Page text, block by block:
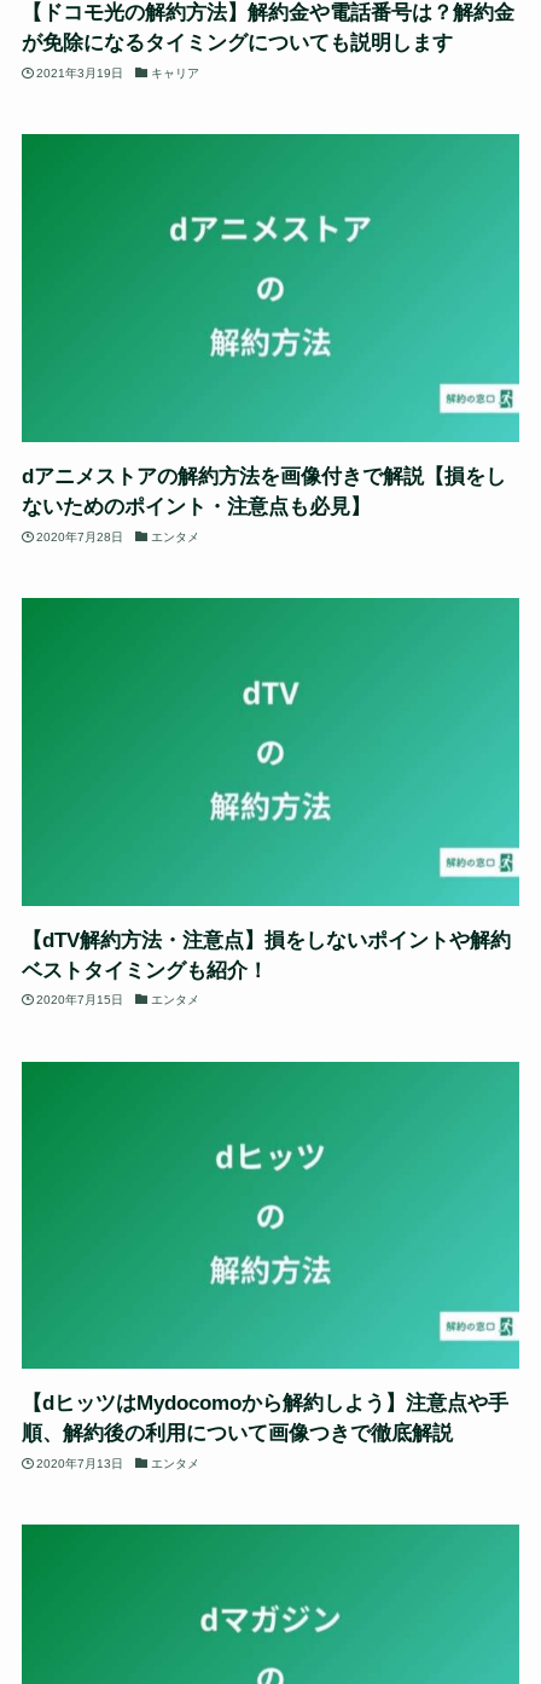
【ドコモ光の解約方法】解約金や電話番号は？解約金
が免除になるタイミングについても説明します
2021年3月19日 キャリア
dアニメストアの解約方法を画像付きで解説【損をし
ないためのポイント・注意点も必見】
2020年7月28日 エンタメ
【dTV解約方法・注意点】損をしないポイントや解約
ベストタイミングも紹介！
2020年7月15日 エンタメ
【dヒッツはMydocomoから解約しよう】注意点や手
順、解約後の利用について画像つきで徹底解説
2020年7月13日 エンタメ